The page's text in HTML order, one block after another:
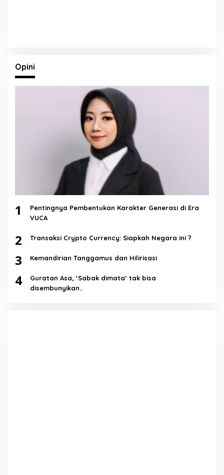
Opini
1
Pentingnya Pembentukan Karakter Generasi di Era
VUCA
2 Transaksi Crypto Currency: Siapkah Negara ini ?
3 Kemandirian Tanggamus dan Hilirisasi
4
Guratan Asa, ‘Sabak dimata’ tak bisa
disembunyikan..